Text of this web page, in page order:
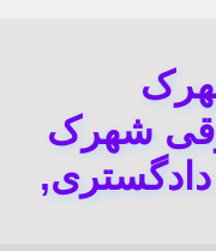
شهرک
دادگستری,